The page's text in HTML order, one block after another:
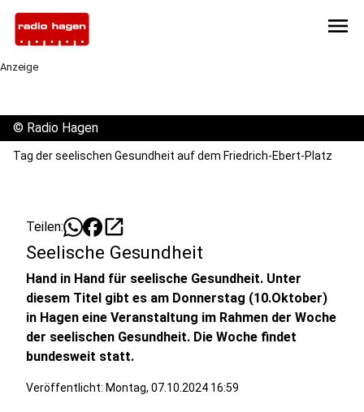
menu
Anzeige
© Radio Hagen
Tag der seelischen Gesundheit auf dem Friedrich-Ebert-Platz
Teilen: open_in_new
Seelische Gesundheit
Hand in Hand für seelische Gesundheit. Unter
diesem Titel gibt es am Donnerstag (10.Oktober)
in Hagen eine Veranstaltung im Rahmen der Woche
der seelischen Gesundheit. Die Woche findet
bundesweit statt.
Veröffentlicht: Montag, 07.10.2024 16:59